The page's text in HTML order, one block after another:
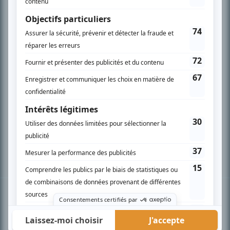
PLAN DU SITE
Accueil
Liste des oeuvres
Liste des comédiens
Recherche avancée
À propos
Nous contacter
Termes et conditions
Politique de confidentialité
Gestion du consentement